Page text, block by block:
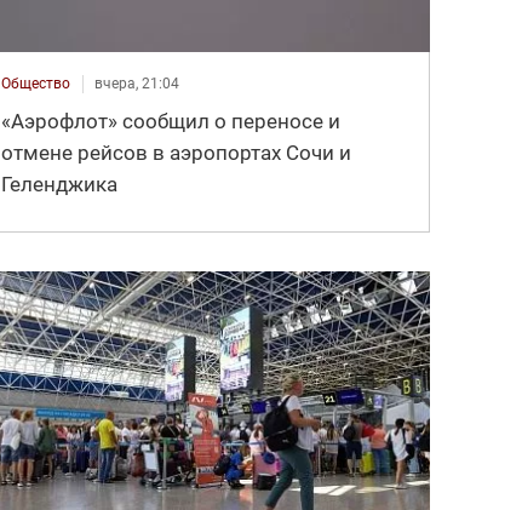
Общество вчера, 21:04
«Аэрофлот» сообщил о переносе и
отмене рейсов в аэропортах Сочи и
Геленджика